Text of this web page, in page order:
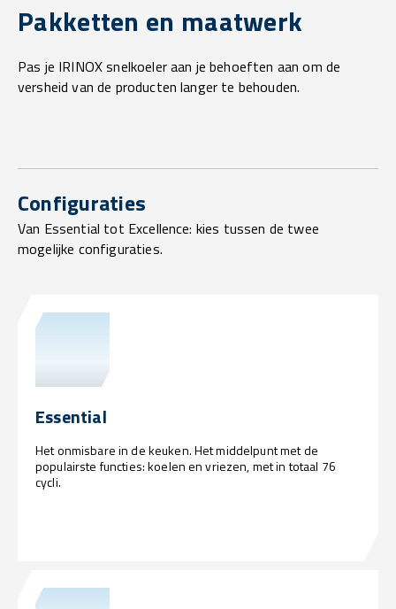
Pakketten en maatwerk
Pas je IRINOX snelkoeler aan je behoeften aan om de
versheid van de producten langer te behouden.
Configuraties
Van Essential tot Excellence: kies tussen de twee
mogelijke configuraties.
Essential
Het onmisbare in de keuken. Het middelpunt met de
populairste functies: koelen en vriezen, met in totaal 76
cycli.